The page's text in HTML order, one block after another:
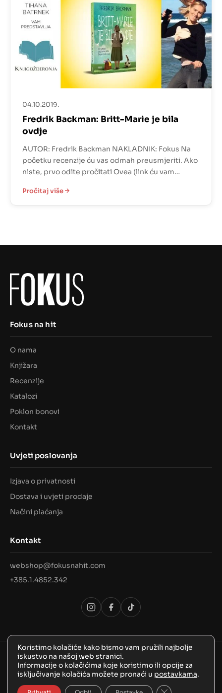
04.10.2019.
Fredrik Backman: Britt-Marie je bila
ovdje
AUTOR: Fredrik Backman NAKLADNIK: Fokus Na
početku recenzije ću vas odmah preusmjeriti. Ako
niste, prvo odite pročitati Ovea (link ću vam
ovom smjeru. Da, Britt-Marie je bila na ovom
blogu. Ne doslovce, naravno. Samo na ekranu
Pročitaj više
Fokus na hit
O nama
Knjižara
Recenzije
Katalozi
Poklon bonovi
Kontakt
Uvjeti poslovanja
Izjava o privatnosti
Dostava i uvjeti prodaje
Načini plaćanja
Kontakt
webshop@fokusnahit.com
+385.1.4852.342
© 2026 Sva prava pridržana, FokusNaHit!
Koristimo kolačiće kako bismo vam pružili najbolje
iskustvo na našoj web stranici.
Informacije o kolačićima koje koristimo ili opcije za
isključivanje kolačića možete pronaći u postavkama.
Close GDPR